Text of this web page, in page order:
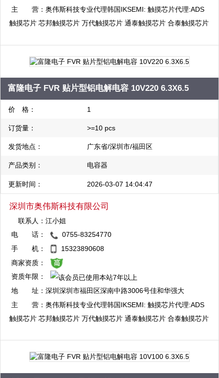
复制
厦A座7楼整层
主 营：奥伟斯科技专业代理韩国IKSEMI: 触摸芯片代理:ADS
触摸芯片 芯邦触摸芯片 万代触摸芯片 通泰触摸芯片 合泰触摸芯片
单片机 富仕通单片机:电源管理芯片代理:PI电源管理芯片 启达电源
管理芯片 芯朋微电源管理芯片 中科微马达驱动芯片
富隆电子 FVR 贴片型铝电解电容 10V220 6.3X6.5
价 格： 1
订货量： >=10 pcs
发货地点： 广东省/深圳市/福田区
产品类别： 电容器
更新时间： 2026-03-07 14:04:47
深圳市奥伟斯科技有限公司
联系人：江小姐
QQ：3003412773
复制
QQ：3003714016
复制
电 话：
0755-83254770
手 机：
15323890608
商家资质：
资质年限：
地 址：深圳深圳市福田区深南中路3006号佳和华强大
厦A座7楼整层
主 营：奥伟斯科技专业代理韩国IKSEMI: 触摸芯片代理:ADS
触摸芯片 芯邦触摸芯片 万代触摸芯片 通泰触摸芯片 合泰触摸芯片
单片机 富仕通单片机:电源管理芯片代理:PI电源管理芯片 启达电源
管理芯片 芯朋微电源管理芯片 中科微马达驱动芯片